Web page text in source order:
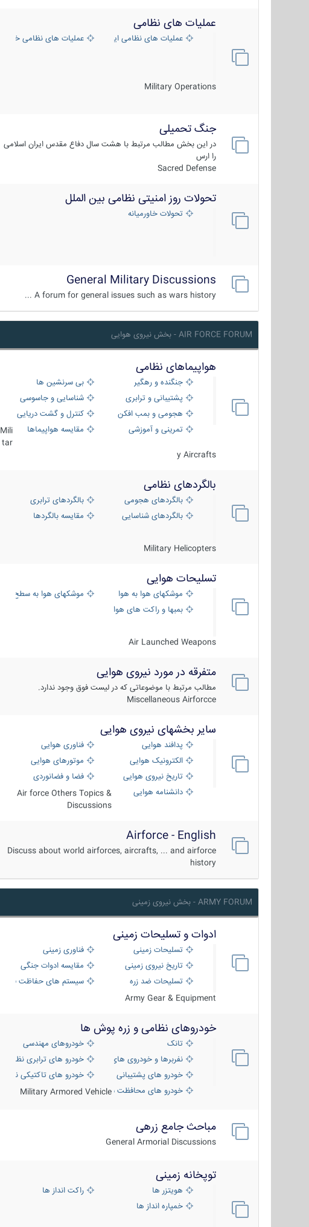
عملیات های نظامی
عملیات های نظامی ایران عملیات های نظامی خارجی
Military Operations
جنگ تحمیلی
در این بخش مطالب مرتبط با هشت سال دفاع مقدس ایران اسلامی
را ارس
Sacred Defense
تحولات روز امنیتی نظامی بین الملل
تحولات خاورمیانه
General Military Discussions
A forum for general issues such as wars history ...
AIR FORCE FORUM - بخش نیروی هوایی
هواپیماهای نظامی
جنگنده و رهگیر
بی سرنشین ها
پشتیبانی و ترابری
شناسایی و جاسوسی
هجومی و بمب افکن
کنترل و گشت دریایی
تمرینی و آموزشی
مقایسه هواپیماها
Mili
tar
y Aircrafts
بالگردهای نظامی
بالگردهای هجومی
بالگردهای ترابری
بالگردهای شناسایی
مقایسه بالگردها
Military Helicopters
تسلیحات هوایی
موشکهای هوا به هوا
موشکهای هوا به سطح
بمبها و راکت های هوایی
Air Launched Weapons
متفرقه در مورد نیروی هوایی
مطالب مرتبط با موضوعاتی که در لیست فوق وجود ندارد.
Miscellaneous Airforcce
سایر بخشهای نیروی هوایی
پدافند هوایی
فناوری هوایی
الکترونیک هوایی
موتورهای هوایی
تاریخ نیروی هوایی
فضا و فضانوردی
دانشنامه هوایی
Air force Others Topics &
Discussions
Airforce - English
Discuss about world airforces, aircrafts, ... and airforce
history
ARMY FORUM - بخش نیروی زمینی
ادوات و تسلیحات زمینی
تسلیحات زمینی
فناوری زمینی
تاریخ نیروی زمینی
مقایسه ادوات جنگی
تسلیحات ضد زره
سیستم های حفاظت فعال
Army Gear & Equipment
خودروهای نظامی و زره پوش ها
تانک
خودروهای مهندسی
نفربرها و خودروی های رزمی پیاده نظامخودرو های ترابری نظامی
خودرو های پشتیبانی آتش ، شناسایی و ضد تانک
خودرو های تاکتیکی نظامی
خودرو های محافظت شدهMilitary Armored Vehicle
مباحث جامع زرهی
General Armorial Discussions
توپخانه زمینی
هویتزر ها
راکت انداز ها
خمپاره انداز ها